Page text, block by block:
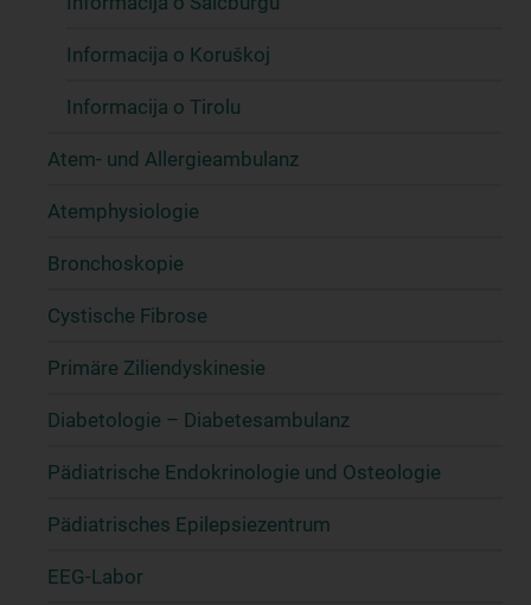
Informacija o Koruškoj
Informacija o Tirolu
Atem- und Allergieambulanz
Atemphysiologie
Bronchoskopie
Cystische Fibrose
Primäre Ziliendyskinesie
Diabetologie – Diabetesambulanz
Pädiatrische Endokrinologie und Osteologie
Pädiatrisches Epilepsiezentrum
EEG-Labor